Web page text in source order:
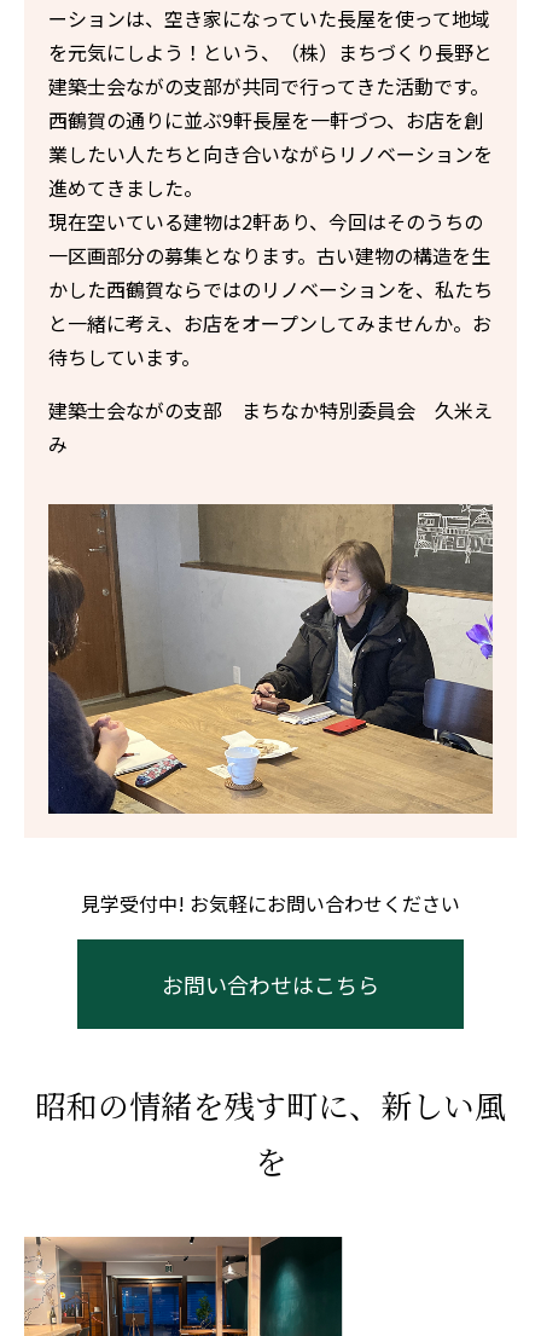
ーションは、空き家になっていた長屋を使って地域
を元気にしよう！という、（株）まちづくり長野と
建築士会ながの支部が共同で行ってきた活動です。
西鶴賀の通りに並ぶ9軒長屋を一軒づつ、お店を創
業したい人たちと向き合いながらリノベーションを
進めてきました。
現在空いている建物は2軒あり、今回はそのうちの
一区画部分の募集となります。古い建物の構造を生
かした西鶴賀ならではのリノベーションを、私たち
と一緒に考え、お店をオープンしてみませんか。お
待ちしています。
建築士会ながの支部 まちなか特別委員会 久米え
み
見学受付中! お気軽にお問い合わせください
お問い合わせはこちら
昭和の情緒を残す町に、新しい風
を